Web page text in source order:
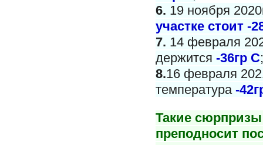
6. 19 ноября
участке стоит -
7. 14 февраля
держится -36гр С;
8.16 февраля
температура -
Такие
преподносит